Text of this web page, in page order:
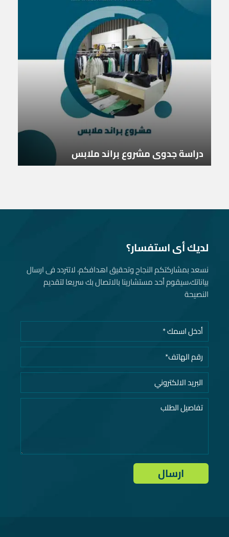
دراسة جدوى مشروع براند ملابس
لديك أى استفسار؟
نسعد بمشاركتكم النجاح وتحقيق اهدافكم، لاتتردد فى ارسال
بياناتك، سيقوم أحد مستشارينا بالاتصال بك سريعا لتقديم
النصيحة